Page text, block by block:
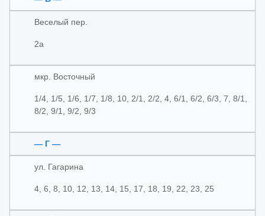
Веселый пер.
2а
мкр. Восточный
1/4, 1/5, 1/6, 1/7, 1/8, 10, 2/1, 2/2, 4, 6/1, 6/2, 6/3, 7, 8/1,
8/2, 9/1, 9/2, 9/3
— Г —
ул. Гагарина
4, 6, 8, 10, 12, 13, 14, 15, 17, 18, 19, 22, 23, 25